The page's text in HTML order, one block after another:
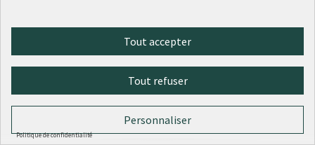
Pergola végétalisée au square
rené bayet
Soumise au
vote
Maxence Gaby LEPILLER
0 0
Tout accepter
Tout refuser
Personnaliser
Politique de confidentialité